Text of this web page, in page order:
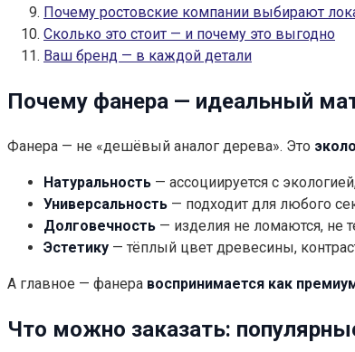
Почему ростовские компании выбирают
Сколько это стоит — и почему это выгодно
Ваш бренд — в каждой детали
Почему фанера — идеальный
Фанера — не «дешёвый аналог дерева». Это
Натуральность — ассоциируется с
Универсальность — подходит для любого
Долговечность — изделия не ломаются, не
Эстетику — тёплый цвет древесины,
А главное — фанера воспринимается как
Что можно заказать: